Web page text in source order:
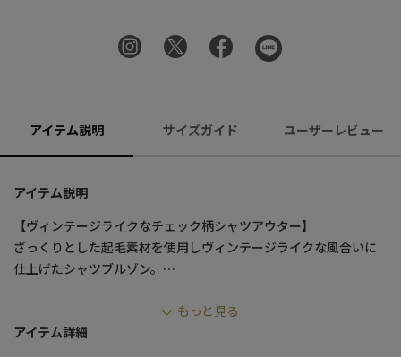
アイテム説明 サイズガイド ユーザーレビュー
アイテム説明
【ヴィンテージライクなチェック柄シャツアウター】
ざっくりとした起毛素材を使用しヴィンテージライクな風合いに
仕上げたシャツブルゾン。
肌寒くなる季節のライトアウターとして、またシャツのように1枚
もっと見る
アイテム詳細